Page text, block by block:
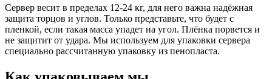
Сервер весит в пределах 12-24 кг, для него важна надёжная
защита торцов и углов. Только представьте, что будет с
пленкой, если такая масса упадет на угол. Плёнка порвется и
не защитит от удара. Мы используем для упаковки сервера
специально расcчитанную упаковку из пенопласта.